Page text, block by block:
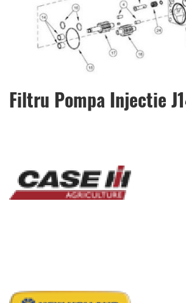
Skip
to
gallery
Filtru Pompa Injectie